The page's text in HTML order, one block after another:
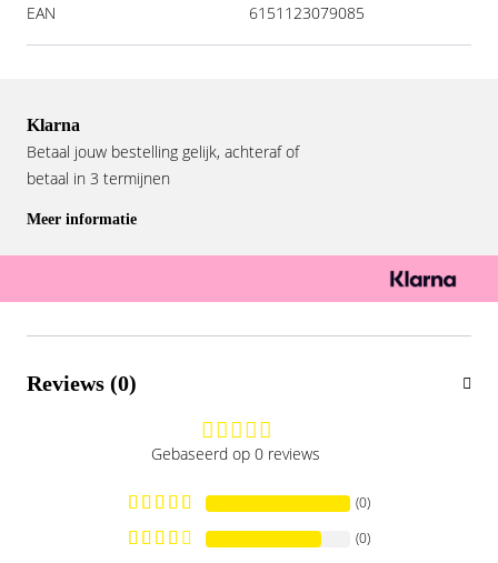
EAN 6151123079085
Klarna
Betaal jouw bestelling gelijk, achteraf of
betaal in 3 termijnen
Meer informatie
Reviews (0)
Gebaseerd op 0 reviews
(0)
(0)